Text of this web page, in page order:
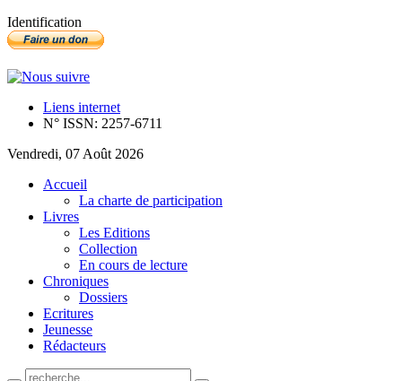
Identification
Liens internet
N° ISSN: 2257-6711
Vendredi, 07 Août 2026
Accueil
La charte de participation
Livres
Les Editions
Collection
En cours de lecture
Chroniques
Dossiers
Ecritures
Jeunesse
Rédacteurs